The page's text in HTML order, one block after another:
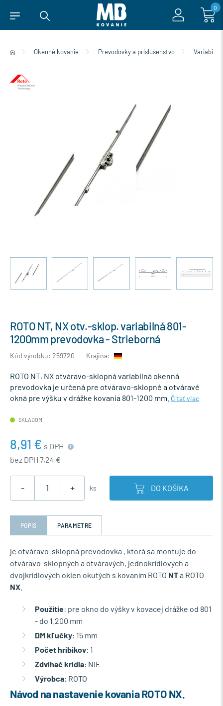
0
Okenné kovanie Prevodovky a príslušenstvo
ROTO NT, NX otv.-sklop. variabilná 801-
1200mm prevodovka - Strieborná
Kód výrobku: 259720 Krajina:
ROTO NT, NX otváravo-sklopná variabilná okenná
prevodovka je určená pre otváravo-sklopné a otváravé
okná pre výšku v drážke kovania 801-1200 mm. Čítať viac
SKLADOM
8,91 € s DPH
bez DPH 7,24 €
- + ks DO KOŠÍKA
POPIS PARAMETRE
je otváravo-sklopná prevodovka , ktorá sa montuje do
otváravo-sklopných a otváravých, jednokrídlových a
dvojkrídlových okien okutých s kovaním ROTO NTa ROTO
NX
Použitie: pre okno do výšky v kovacej drážke od 801
- do 1.200 mm
DM kľučky: 15 mm
Počet hríbikov: 1
Zdvíhač krídla: NIE
Výrobca: ROTO
Návod na nastavenie kovania ROTO NX.